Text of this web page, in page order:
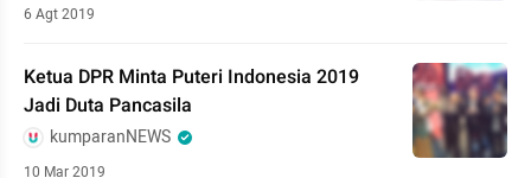
6 Agt 2019
Ketua DPR Minta Puteri Indonesia 2019
Jadi Duta Pancasila
kumparanNEWS
10 Mar 2019